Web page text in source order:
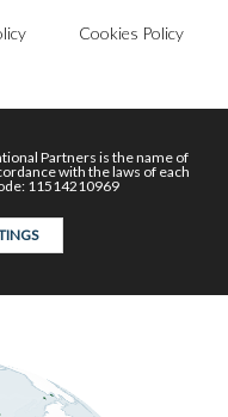
Cookies Policy
Partners is the name of
with the laws of each
11514210969